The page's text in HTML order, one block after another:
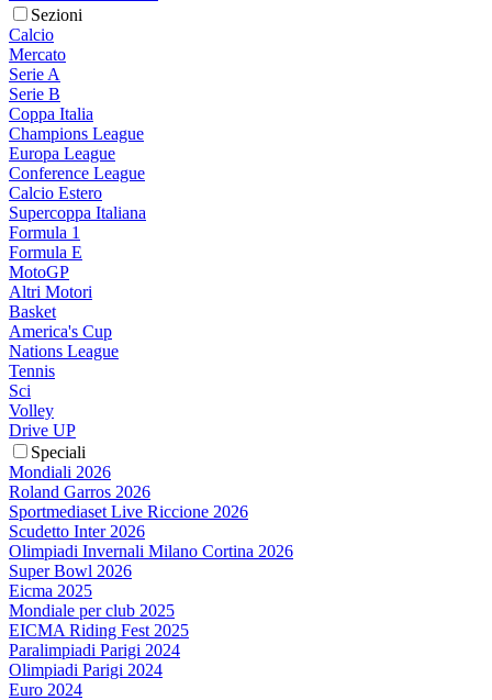
Sezioni
Calcio
Mercato
Serie A
Serie B
Coppa Italia
Champions League
Europa League
Conference League
Calcio Estero
Supercoppa Italiana
Formula 1
Formula E
MotoGP
Altri Motori
Basket
America's Cup
Nations League
Tennis
Sci
Volley
Drive UP
Speciali
Mondiali 2026
Roland Garros 2026
Sportmediaset Live Riccione 2026
Scudetto Inter 2026
Olimpiadi Invernali Milano Cortina 2026
Super Bowl 2026
Eicma 2025
Mondiale per club 2025
EICMA Riding Fest 2025
Paralimpiadi Parigi 2024
Olimpiadi Parigi 2024
Euro 2024